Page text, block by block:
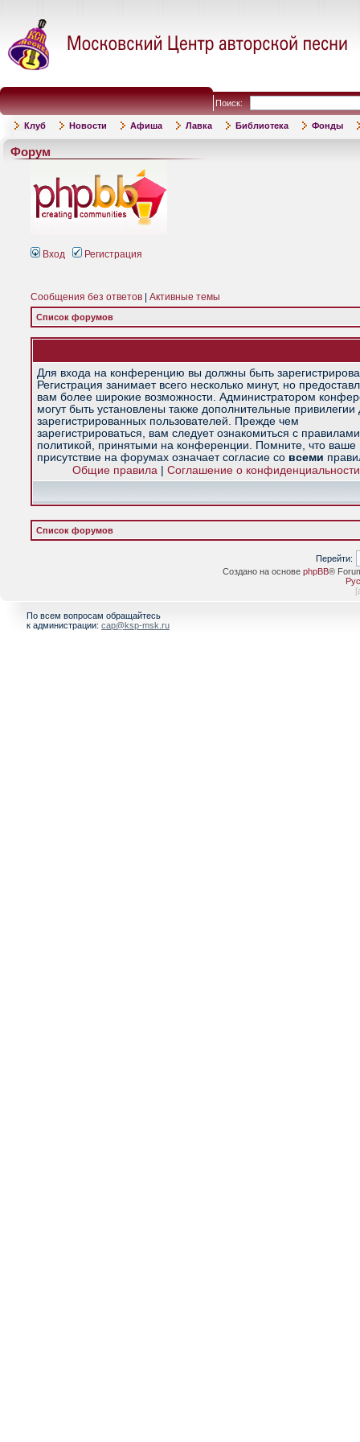
Поиск:
Клуб Новости Афиша Лавка Библиотека Фонды
Форум
Вход Регистрация
Сообщения без ответов Активные темы
Список форумов
Для входа на конференцию вы должны быть
Регистрация занимает всего несколько минут, но
вам более широкие возможности. Администратором
могут быть установлены также дополнительные привилегии
зарегистрированных пользователей. Прежде чем
зарегистрироваться, вам следует ознакомиться с
политикой, принятыми на конференции. Помните, что ваше
присутствие на форумах означает согласие со всеми
Общие правила| Соглашение о конфиденциальности
Список форумов
Перейти:
Создано на основе phpBB®
[
По всем вопросам обращайтесь
к администрации: cap@ksp-msk.ru